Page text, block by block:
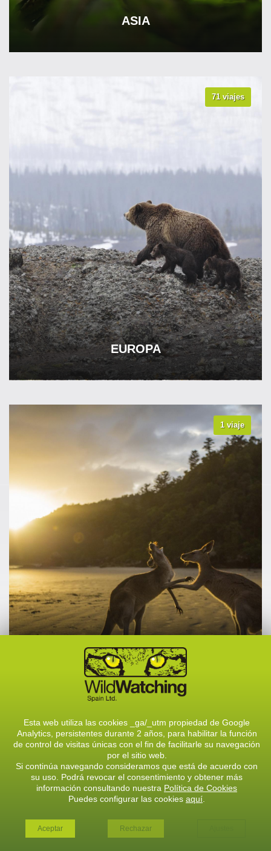
ASIA
71 viajes
EUROPA
VER TODOS LOS VIAJES
1 viaje
OCEANÍA
VER TODOS LOS VIAJES
VER TODOS LOS VIAJES
Esta web utiliza las cookies _ga/_utm propiedad de Google
Analytics, persistentes durante 2 años, para habilitar la función
de control de visitas únicas con el fin de facilitarle su navegación
por el sitio web.
Si continúa navegando consideramos que está de acuerdo con
su uso. Podrá revocar el consentimiento y obtener más
información consultando nuestra Política de Cookies
Puedes configurar las cookies aquí
Aceptar Rechazar